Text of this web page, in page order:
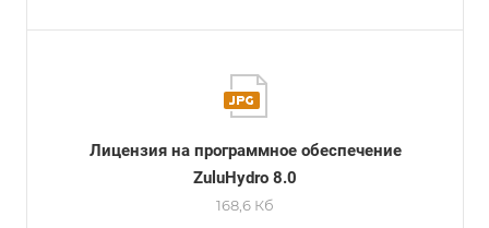
Лицензия на программное обеспечение
ZuluHydro 8.0
168,6 Кб